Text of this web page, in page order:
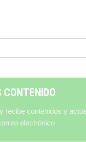
CONTENIDO
recibe contenidos y
electrónico